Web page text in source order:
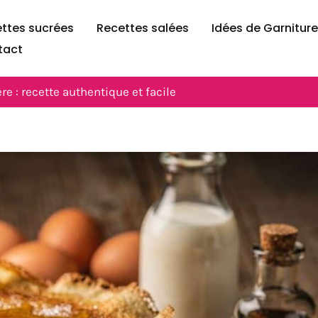
sucrées Recettes salées Idées de
: recette authentique et facile